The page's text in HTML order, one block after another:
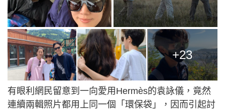
+23
有眼利網民留意到一向愛用​Hermès的袁詠儀，竟然
連續兩輯照片都用上同一個「環保袋」，因而引起討